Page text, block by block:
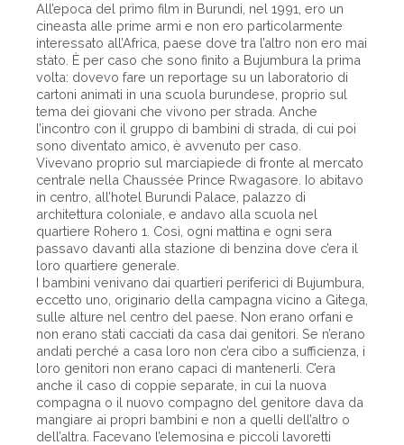
All’epoca del primo film in Burundi, nel 1991, ero un
cineasta alle prime armi e non ero particolarmente
interessato all’Africa, paese dove tra l’altro non ero mai
stato. È per caso che sono finito a Bujumbura la prima
volta: dovevo fare un reportage su un laboratorio di
cartoni animati in una scuola burundese, proprio sul
tema dei giovani che vivono per strada. Anche
l’incontro con il gruppo di bambini di strada, di cui poi
sono diventato amico, è avvenuto per caso.
Vivevano proprio sul marciapiede di fronte al mercato
centrale nella Chaussée Prince Rwagasore. Io abitavo
in centro, all’hotel Burundi Palace, palazzo di
architettura coloniale, e andavo alla scuola nel
quartiere Rohero 1. Così, ogni mattina e ogni sera
passavo davanti alla stazione di benzina dove c’era il
loro quartiere generale.
I bambini venivano dai quartieri periferici di Bujumbura,
eccetto uno, originario della campagna vicino a Gitega,
sulle alture nel centro del paese. Non erano orfani e
non erano stati cacciati da casa dai genitori. Se n’erano
andati perché a casa loro non c’era cibo a sufficienza, i
loro genitori non erano capaci di mantenerli. C’era
anche il caso di coppie separate, in cui la nuova
compagna o il nuovo compagno del genitore dava da
mangiare ai propri bambini e non a quelli dell’altro o
dell’altra. Facevano l’elemosina e piccoli lavoretti